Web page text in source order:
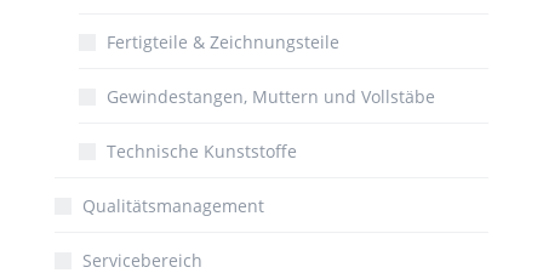
Fertigteile & Zeichnungsteile
Gewindestangen, Muttern und Vollstäbe
Technische Kunststoffe
Qualitätsmanagement
Servicebereich